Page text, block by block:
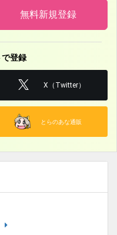
』……キャラクター5 役
ディパーチャ 役
ブ』
た』……青年 役
無料新規登録
登録
X（Twitter）
とらのあな通販